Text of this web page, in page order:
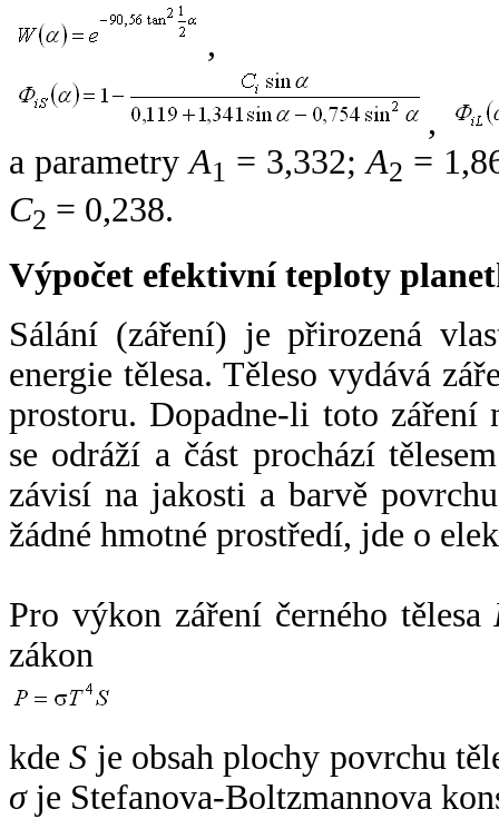
,
,
a parametryA1 = 3,332;A2 =
C2 = 0,238.
Výpočet efektivní teploty
Sálání (záření) je přirozená
energie tělesa. Těleso vydává
prostoru. Dopadne-li toto záření
se odráží a část prochází
závisí na jakosti a barvě
žádné hmotné prostředí, jde o
Pro výkon záření černého tělesa
zákon
kdeS je obsah plochy povrchu
σje Stefanova-Boltzmannova